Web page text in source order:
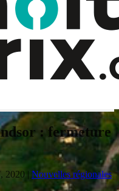
: fermeture
2020 | Nouvelles régionales